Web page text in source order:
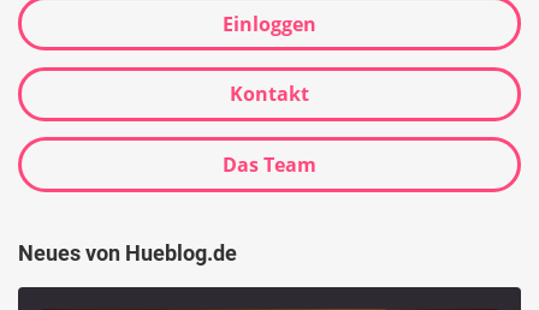
Einloggen
Kontakt
Das Team
Neues von Hueblog.de